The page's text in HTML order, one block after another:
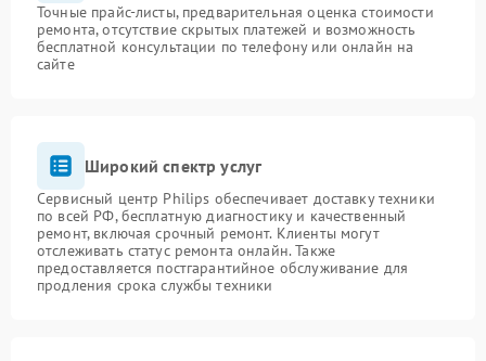
Точные прайс-листы, предварительная оценка стоимости
ремонта, отсутствие скрытых платежей и возможность
бесплатной консультации по телефону или онлайн на
сайте
Широкий спектр услуг
Сервисный центр Philips обеспечивает доставку техники
по всей РФ, бесплатную диагностику и качественный
ремонт, включая срочный ремонт. Клиенты могут
отслеживать статус ремонта онлайн. Также
предоставляется постгарантийное обслуживание для
продления срока службы техники